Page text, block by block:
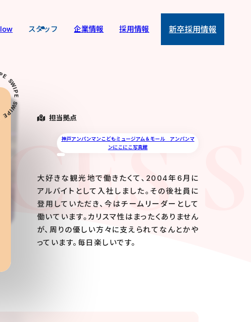
スタッフ 企業情報 採用情報 新卒採用情報
S
W
I
P
E
S
W
I
P
E
P
E
担当拠点
神戸アンパンマンこどもミュージアム＆モール アンパンマ
ンにこにこ写真館
大好きな観光地で働きたくて、2004年6月に
アルバイトとして入社しました。その後社員に
登用していただき、今はチームリーダーとして
働いています。カリスマ性はまったくありません
が、周りの優しい方々に支えられてなんとかや
っています。毎日楽しいです。